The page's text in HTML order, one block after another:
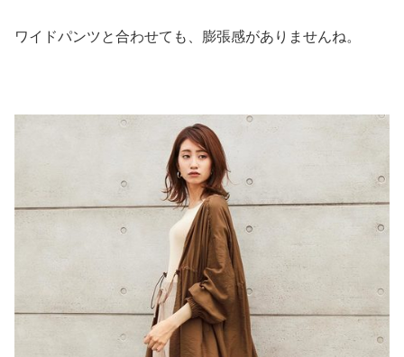
ワイドパンツと合わせても、膨張感がありませんね。